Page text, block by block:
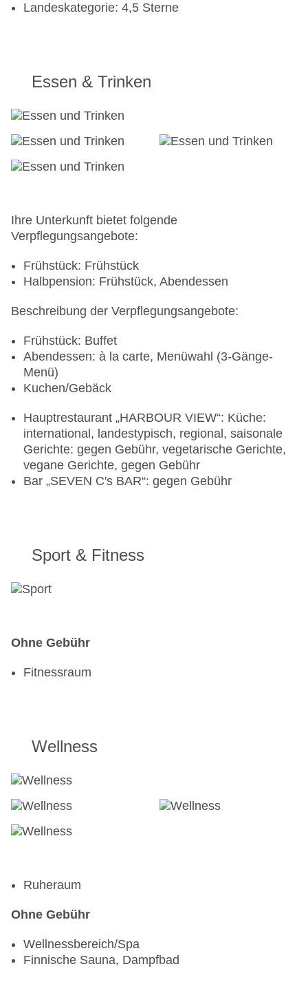
Landeskategorie: 4,5 Sterne
Essen & Trinken
Ihre Unterkunft bietet folgende
Verpflegungsangebote:
Frühstück: Frühstück
Halbpension: Frühstück, Abendessen
Beschreibung der Verpflegungsangebote:
Frühstück: Buffet
Abendessen: à la carte, Menüwahl (3-Gänge-
Menü)
Kuchen/Gebäck
Hauptrestaurant „HARBOUR VIEW“: Küche:
international, landestypisch, regional, saisonale
Gerichte: gegen Gebühr, vegetarische Gerichte,
vegane Gerichte, gegen Gebühr
Bar „SEVEN C's BAR“: gegen Gebühr
Sport & Fitness
Ohne Gebühr
Fitnessraum
Wellness
Ruheraum
Ohne Gebühr
Wellnessbereich/Spa
Finnische Sauna, Dampfbad